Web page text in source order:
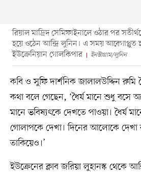
রিয়াল মাদ্রিদ সেমিফাইনালে ওঠার পর
হয়ে ওঠেন আন্দ্রি লুনিন। এ সময়
ইউক্রেনিয়ান গোলকিপার
ইনস্টাগ্রাম/লুনিন
কবি ও সুফি দার্শনিক জালালউদ্দিন রুমি
কথা বলে গেছেন, ‘ধৈর্য মানে শুধু বসে
মানে ভবিষ্যৎকে দেখতে পাওয়া। ধৈর্য
গোলাপকে দেখা। দিনের আলোকে দেখা
তাকিয়েও।’
ইউক্রেনের ক্লাব জরিয়া লুহানস্ক থেকে